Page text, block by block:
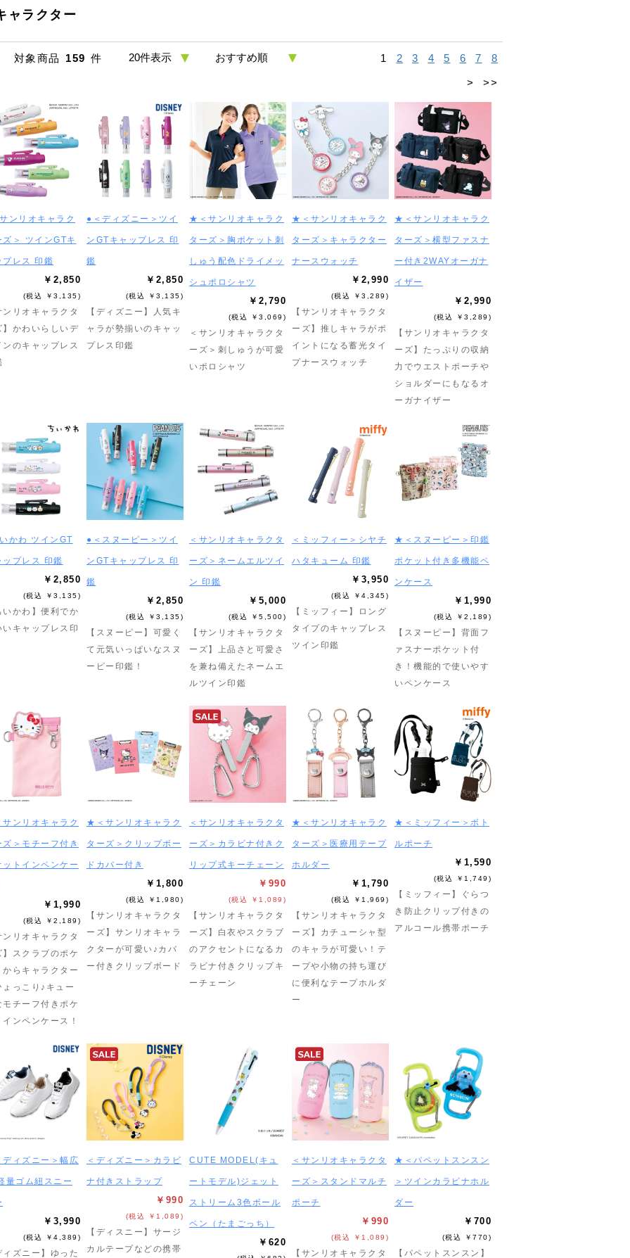
ャラクター
対象商品 159 件 1 2 3 4 5 6 7 8
> >>
ンリオキャラク
ズ＞ ツインGTキ
プレス 印鑑
￥2,850
(税込 ￥3,135)
ンリオキャラクタ
】かわいらしいデ
ンのキャップレス
●＜ディズニー＞ツイ
ンGTキャップレス 印
鑑
￥2,850
(税込 ￥3,135)
【ディズニー】人気キ
ャラが勢揃いのキャッ
プレス印鑑
★＜サンリオキャラク
ターズ＞胸ポケット刺
しゅう配色ドライメッ
シュポロシャツ
￥2,790
(税込 ￥3,069)
＜サンリオキャラクタ
ーズ＞刺しゅうが可愛
いポロシャツ
★＜サンリオキャラク
ターズ＞キャラクター
ナースウォッチ
￥2,990
(税込 ￥3,289)
【サンリオキャラクタ
ーズ】推しキャラがポ
イントになる蓄光タイ
プナースウォッチ
★＜サンリオキャラク
ターズ＞横型ファスナ
ー付き2WAYオーガナ
イザー
￥2,990
(税込 ￥3,289)
【サンリオキャラクタ
ーズ】たっぷりの収納
力でウエストポーチや
ショルダーにもなるオ
ーガナイザー
かわ ツインGT
ップレス 印鑑
￥2,850
(税込 ￥3,135)
いかわ】便利でか
いキャップレス印
●＜スヌーピー＞ツイ
ンGTキャップレス 印
鑑
￥2,850
(税込 ￥3,135)
【スヌーピー】可愛く
て元気いっぱいなスヌ
ーピー印鑑！
＜サンリオキャラクタ
ーズ＞ネームエルツイ
ン 印鑑
￥5,000
(税込 ￥5,500)
【サンリオキャラクタ
ーズ】上品さと可愛さ
を兼ね備えたネームエ
ルツイン印鑑
＜ミッフィー＞シヤチ
ハタキューム 印鑑
￥3,950
(税込 ￥4,345)
【ミッフィー】ロング
タイプのキャップレス
ツイン印鑑
★＜スヌーピー＞印鑑
ポケット付き多機能ペ
ンケース
￥1,990
(税込 ￥2,189)
【スヌーピー】背面フ
ァスナーポケット付
き！機能的で使いやす
いペンケース
ンリオキャラク
ズ＞モチーフ付き
ットインペンケー
￥1,990
(税込 ￥2,189)
ンリオキャラクタ
】スクラブのポケ
からキャラクター
ょっこり♪キュー
モチーフ付きポケ
インペンケース！
★＜サンリオキャラク
ターズ＞クリップボー
ドカバー付き
￥1,800
(税込 ￥1,980)
【サンリオキャラクタ
ーズ】サンリオキャラ
クターが可愛い♪カバ
ー付きクリップボード
＜サンリオキャラクタ
ーズ＞カラビナ付きク
リップ式キーチェーン
￥990
(税込 ￥1,089)
【サンリオキャラクタ
ーズ】白衣やスクラブ
のアクセントになるカ
ラビナ付きクリップキ
ーチェーン
★＜サンリオキャラク
ターズ＞医療用テープ
ホルダー
￥1,790
(税込 ￥1,969)
【サンリオキャラクタ
ーズ】カチューシャ型
のキャラが可愛い！テ
ープや小物の持ち運び
に便利なテープホルダ
ー
★＜ミッフィー＞ボト
ルポーチ
￥1,590
(税込 ￥1,749)
【ミッフィー】ぐらつ
き防止クリップ付きの
アルコール携帯ポーチ
ィズニー＞幅広
量ゴム紐スニー
￥3,990
(税込 ￥4,389)
ィズニー】ゆった
＜ディズニー＞カラビ
ナ付きストラップ
￥990
(税込 ￥1,089)
【ディスニー】サージ
カルテープなどの携帯
CUTE MODEL(キュ
ートモデル)ジェット
ストリーム3色ボール
ペン（たまごっち）
￥620
＜サンリオキャラクタ
ーズ＞スタンドマルチ
ポーチ
￥990
(税込 ￥1,089)
【サンリオキャラクタ
★＜パペットスンスン
＞ツインカラビナホル
ダー
￥700
(税込 ￥770)
【パペットスンスン】